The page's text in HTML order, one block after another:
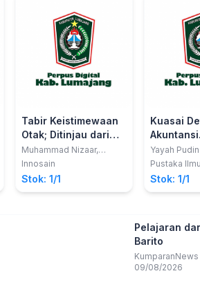
Tabir Keistimewaan
Otak; Ditinjau dari
Perspektif Fisika
Muhammad Nizaar,
M.Pd.Si, Asri Widowati,
Jumadi, M.Pd
Innosain
Stok: 1/1
Kuasai
Akuntansi
Yayah
Pustaka
Stok: 1/1
09/